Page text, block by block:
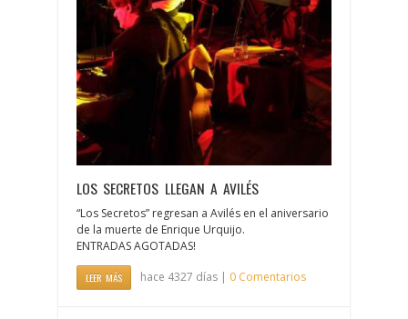
LOS SECRETOS LLEGAN A AVILÉS
“Los Secretos” regresan a Avilés en el aniversario
de la muerte de Enrique Urquijo.
ENTRADAS AGOTADAS!
LEER MÁS hace 4327 días | 0 Comentarios